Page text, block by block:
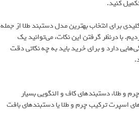
کنید.
برای انتخاب بهترین مدل دستبند طلا از جمله
با درنظر گرفتن این نکات، می‌توانید یک
دارد و برای خرید باید به چه نکاتی دقت
و طلا، دستبندهای کاف و النگویی بسیار
اسپرت ترکیب چرم و طلا یا دستبندهای بافت